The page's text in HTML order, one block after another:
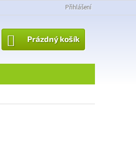
Přihlášení
NÁKUPNÍ
KOŠÍK
Prázdný košík